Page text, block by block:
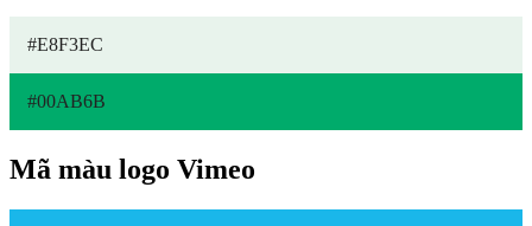
#E8F3EC
#00AB6B
Mã màu logo Vimeo